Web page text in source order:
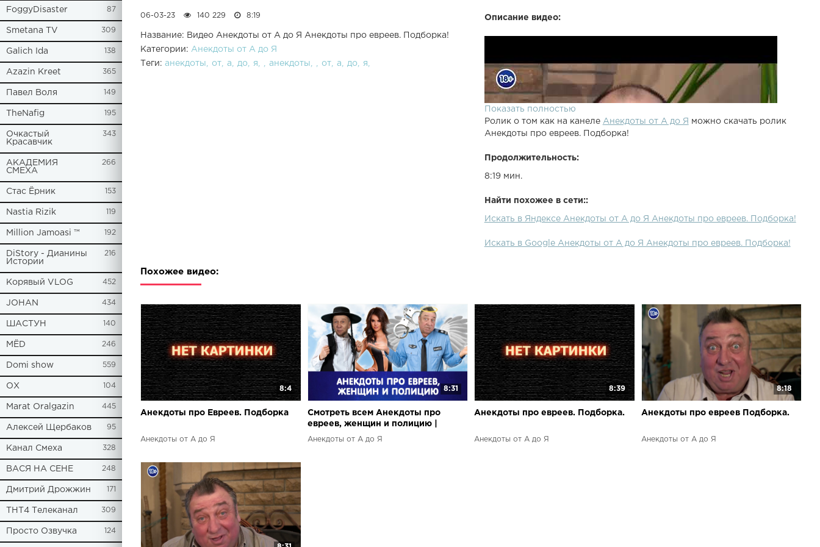
FoggyDisaster 87
Smetana TV 309
Galich Ida 138
Azazin Kreet 365
Павел Воля 149
TheNafig 195
Очкастый
Красавчик
343
АКАДЕМИЯ
СМЕХА
266
Стас Ёрник 153
Nastia Rizik 119
Million Jamoasi ™ 192
DiStory - Дианины
Истории
216
Корявый VLOG 452
JOHAN 434
ШАСТУН 140
МЁD 246
Domi show 559
ОХ 104
Marat Oralgazin 445
Алексей Щербаков 95
Канал Смеха 328
ВАСЯ НА СЕНЕ 248
Дмитрий Дрожжин 171
ТНТ4 Телеканал 309
Просто Озвучка 124
Описание видео:
Показать полностью
Ролик о том как на канеле Анекдоты от А до Я можно скачать ролик
Анекдоты про евреев. Подборка!
Продолжительность:
8:19 мин.
Найти похожее в сети::
Искать в Яндексе Анекдоты от А до Я Анекдоты про евреев. Подборка!
Искать в Google Анекдоты от А до Я Анекдоты про евреев. Подборка!
06-03-23 140 229 8:19
Название: Видео Анекдоты от А до Я Анекдоты про евреев. Подборка!
Категории: Анекдоты от А до Я
Теги: анекдоты от а до я анекдоты от а до я
Похожее видео:
8:4
Анекдоты про Евреев. Подборка
Анекдоты от А до Я
8:31
Смотреть всем Анекдоты про
евреев, женщин и полицию |
Анекдоты от А до Я
Анекдоты от А до Я
8:39
Анекдоты про евреев. Подборка.
Анекдоты от А до Я
8:18
Анекдоты про евреев Подборка.
Анекдоты от А до Я